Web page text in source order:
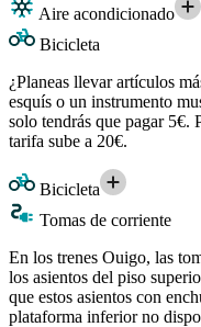
Aire acondicionado
Bicicleta
¿Planeas llevar artículos
esquís o un instrumento
solo tendrás que pagar 5€.
tarifa sube a 20€.
Bicicleta
Tomas de corriente
En los trenes Ouigo, las
los asientos del piso
que estos asientos con
plataforma inferior no